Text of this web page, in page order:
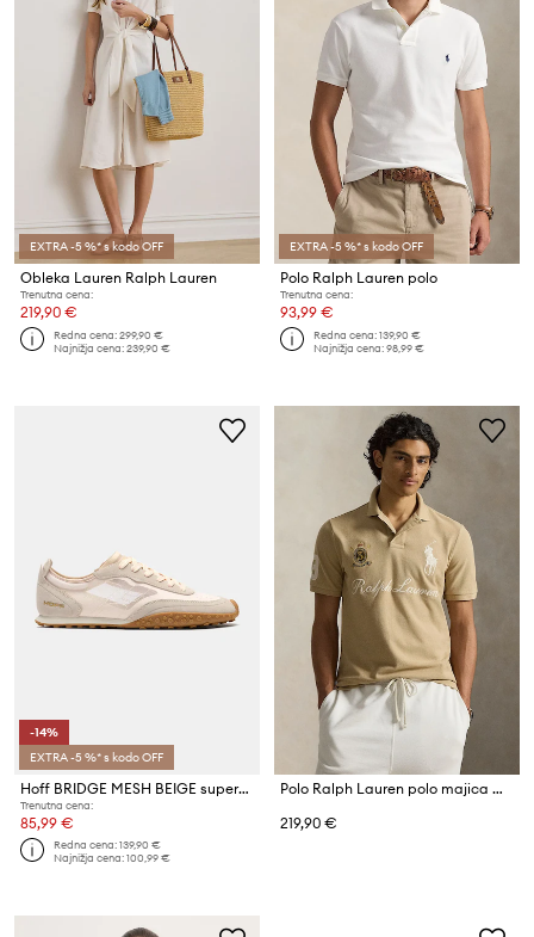
EXTRA -5 %* s kodo OFF
Obleka Lauren Ralph Lauren
Trenutna cena:
219,90 €
Redna cena:299,90 €
Najnižja cena:239,90 €
EXTRA -5 %* s kodo OFF
Polo Ralph Lauren polo
Trenutna cena:
93,99 €
Redna cena:139,90 €
Najnižja cena:98,99 €
-14%
EXTRA -5 %* s kodo OFF
Hoff BRIDGE MESH BEIGE superge ženske
Trenutna cena:
85,99 €
Redna cena:139,90 €
Najnižja cena:100,99 €
Polo Ralph Lauren polo majica moška bombažna
219,90 €